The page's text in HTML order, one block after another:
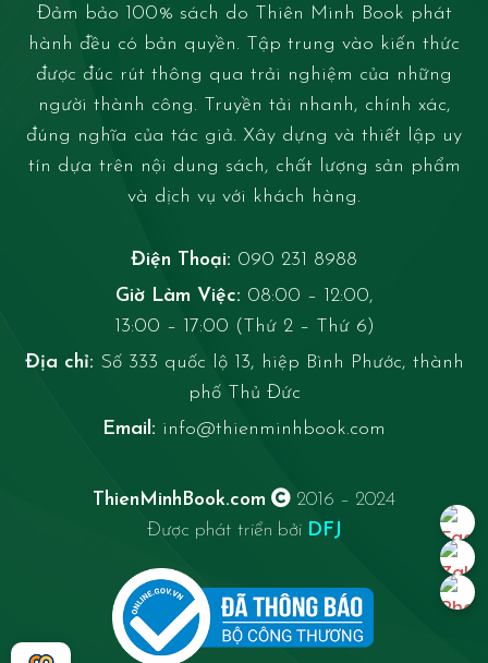
Đảm bảo 100% sách do Thiên Minh Book phát
hành đều có bản quyền. Tập trung vào kiến thức
được đúc rút thông qua trải nghiệm của những
người thành công. Truyền tải nhanh, chính xác,
đúng nghĩa của tác giả. Xây dựng và thiết lập uy
tín dựa trên nội dung sách, chất lượng sản phẩm
và dịch vụ với khách hàng.
Điện Thoại: 090 231 8988
Giờ Làm Việc: 08:00 – 12:00,
13:00 – 17:00 (Thứ 2 – Thứ 6)
Địa chỉ: Số 333 quốc lộ 13, hiệp Bình Phước, thành
phố Thủ Đức
Email: info@thienminhbook.com
ThienMinhBook.com
2016 – 2024
Được phát triển bởi DFJ